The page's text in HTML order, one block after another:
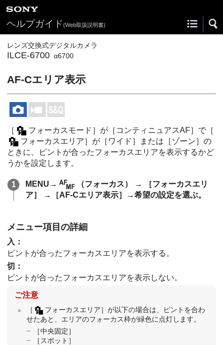
ヘルプガイド(Web取扱説明書)
レンズ交換式デジタルカメラ
ILCE-6700 α6700
AF-Cエリア表示
［ フォーカスモード］ が［コンティニュアスAF］ で［
フォーカスエリア］ が［ワイド］ または ［ゾーン］ の
ときに、ピントが合ったフォーカスエリアを表示するかど
うかを設定します。
MENU → （フォーカス） →
［フォーカスエリ
ア］
→ ［AF-Cエリア表示］ →希望の設定を選ぶ。
メニュー項目の詳細
入 ：
ピントが合ったフォーカスエリアを表示する。
切 ：
ピントが合ったフォーカスエリアを表示しない。
ご注意
［ フォーカスエリア］が以下の場合は、ピントを合わ
せたあと、エリアのフォーカス枠が緑色に点灯します。
［中央固定］
［スポット］